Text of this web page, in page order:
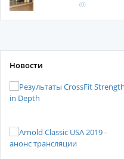
(0)
Новости